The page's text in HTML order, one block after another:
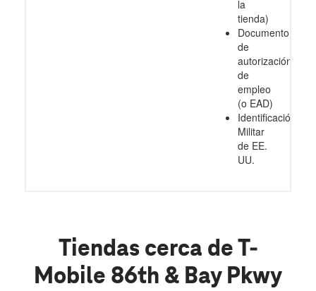
la
tienda)
Documento
de
autorización
de
empleo
(o EAD)
Identificación
Militar
de EE.
UU.
Tiendas cerca de T-
Mobile 86th & Bay Pkwy